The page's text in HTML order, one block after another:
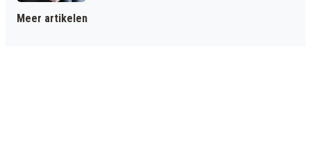
Meer artikelen